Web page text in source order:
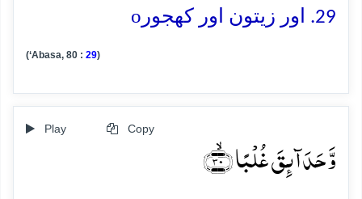
29. اور زیتون اور کھجور o
(‘Abasa, 80 : 29)
Play Copy
وَّ حَدَآئِقَ غُلۡبًا ﴿ۙ۳۰﴾